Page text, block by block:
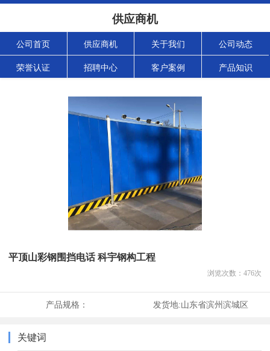
供应商机
公司首页 供应商机 关于我们 公司动态
荣誉认证 招聘中心 客户案例 产品知识
平顶山彩钢围挡电话 科宇钢构工程
浏览次数： 476次
产品规格： 发货地:山东省滨州滨城区
关键词